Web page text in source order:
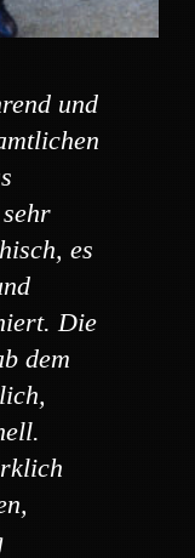
und
es
Die
dem